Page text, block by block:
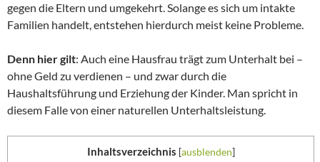
gegen die Eltern und umgekehrt. Solange es sich um intakte
Familien handelt, entstehen hierdurch meist keine Probleme.
Denn hier gilt: Auch eine Hausfrau trägt zum Unterhalt bei –
ohne Geld zu verdienen – und zwar durch die
Haushaltsführung und Erziehung der Kinder. Man spricht in
diesem Falle von einer naturellen Unterhaltsleistung.
Inhaltsverzeichnis [ausblenden]